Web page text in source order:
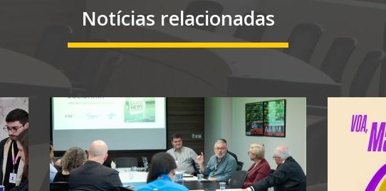
Notícias relacionadas